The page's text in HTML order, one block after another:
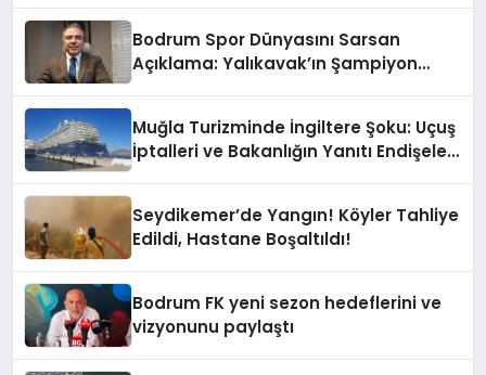
Bodrum Spor Dünyasını Sarsan
Açıklama: Yalıkavak’ın Şampiyon
Muğla Turizminde İngiltere Şoku: Uçuş
İptalleri ve Bakanlığın Yanıtı Endişeleri
Seydikemer’de Yangın! Köyler Tahliye
Edildi, Hastane Boşaltıldı!
Bodrum FK yeni sezon hedeflerini ve
vizyonunu paylaştı